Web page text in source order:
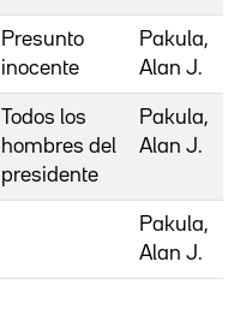
Presunto
inocente
Pakula,
Alan J.
Todos los
hombres del
presidente
Pakula,
Alan J.
Pakula,
Alan J.